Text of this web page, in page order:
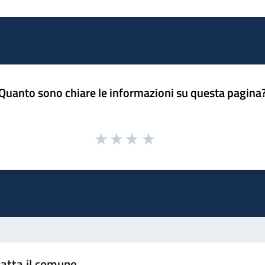
sono chiare le informazioni su questa